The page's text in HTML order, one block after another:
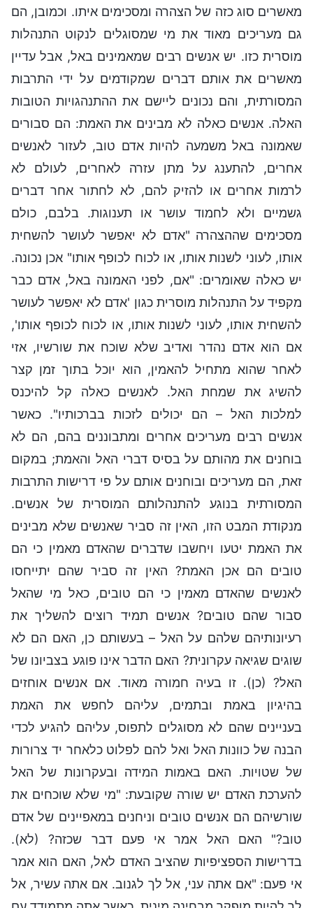
מאשרים סוג כזה של הצהרה ומסכימים איתו. וכמובן, הם
גם מעריכים מאוד את מי שמסוגלים לנקוט התנהלות
מוסרית כזו. יש אנשים רבים שמאמינים באל, אבל עדיין
מאשרים את אותם דברים שמקודמים על ידי התרבות
המסורתית, והם נכונים ליישם את ההתנהגויות הטובות
האלה. אנשים כאלה לא מבינים את האמת: הם סבורים
שאמונה באל משמעה להיות אדם טוב, לעזור לאנשים
אחרים, להתענג על מתן עזרה לאחרים, לעולם לא
לרמות אחרים או להזיק להם, לא לחתור אחר דברים
גשמיים ולא לחמוד עושר או תענוגות. בלבם, כולם
מסכימים שההצהרה "אדם לא יאפשר לעושר להשחית
אותו, לעוני לשנות אותו, או לכוח לכופף אותו" אכן נכונה.
יש כאלה שאומרים: "אם, לפני האמונה באל, אדם כבר
מקפיד על התנהלות מוסרית כגון 'אדם לא יאפשר לעושר
להשחית אותו, לעוני לשנות אותו, או לכוח לכופף אותו',
אם הוא אדם נהדר ואדיב שלא שוכח את שורשיו, אזי
לאחר שהוא מתחיל להאמין, הוא יוכל בתוך זמן קצר
להשיג את שמחת האל. לאנשים כאלה קל להיכנס
למלכות האל – הם יכולים לזכות בברכותיו". כאשר
אנשים רבים מעריכים אחרים ומתבוננים בהם, הם לא
בוחנים את מהותם על בסיס דברי האל והאמת; במקום
זאת, הם מעריכים ובוחנים אותם על פי דרישות התרבות
המסורתית בנוגע להתנהלותם המוסרית של אנשים.
מנקודת המבט הזו, האין זה סביר שאנשים שלא מבינים
את האמת יטעו ויחשבו שדברים שהאדם מאמין כי הם
טובים הם אכן האמת? האין זה סביר שהם יתייחסו
לאנשים שהאדם מאמין כי הם טובים, כאל מי שהאל
סבור שהם טובים? אנשים תמיד רוצים להשליך את
רעיונותיהם שלהם על האל – בעשותם כן, האם הם לא
שוגים שגיאה עקרונית? האם הדבר אינו פוגע בצביונו של
האל? (כן). זו בעיה חמורה מאוד. אם אנשים אוחזים
בהיגיון באמת ובתמים, עליהם לחפש את האמת
בעניינים שהם לא מסוגלים לתפוס, עליהם להגיע לכדי
הבנה של כוונות האל ואל להם לפלוט כלאחר יד צרורות
של שטויות. האם באמות המידה ובעקרונות של האל
להערכת האדם יש שורה שקובעת: "מי שלא שוכחים את
שורשיהם הם אנשים טובים וניחנים במאפיינים של אדם
טוב?" האם האל אמר אי פעם דבר שכזה? (לא).
בדרישות הספציפיות שהציב האדם לאל, האם הוא אמר
אי פעם: "אם אתה עני, אל לך לגנוב. אם אתה עשיר, אל